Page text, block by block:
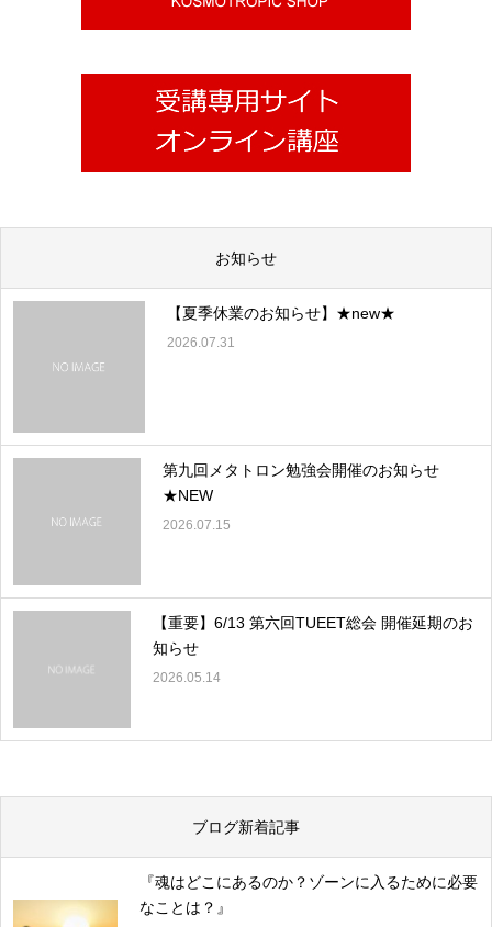
お知らせ
【夏季休業のお知らせ】★new★
2026.07.31
第九回メタトロン勉強会開催のお知らせ
★NEW
2026.07.15
【重要】6/13 第六回TUEET総会 開催延期のお
知らせ
2026.05.14
ブログ新着記事
『魂はどこにあるのか？ゾーンに入るために必要
なことは？』